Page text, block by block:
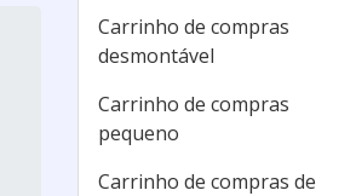
Carrinho de compras
desmontável
Carrinho de compras
pequeno
Carrinho de compras de